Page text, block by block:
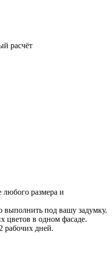
расчёт
размера и
выполнить под вашу задумку.
цветов в одном фасаде.
рабочих дней.